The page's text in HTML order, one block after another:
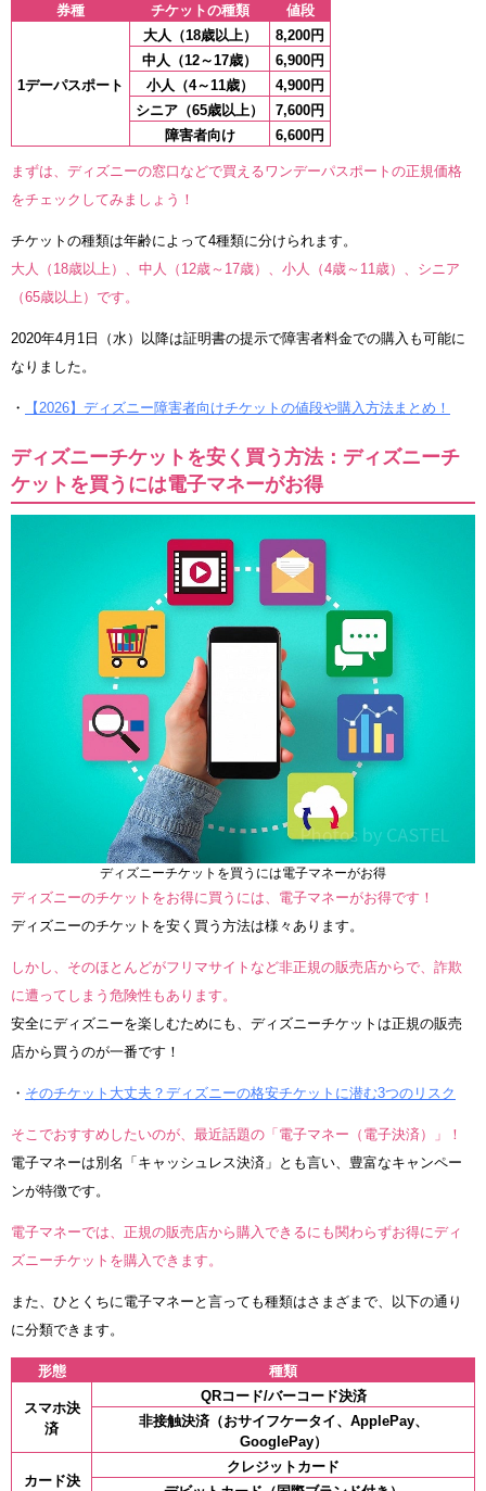
券種 チケットの種類 値段
1デーパスポート
大人（18歳以上）
8,200円
中人（12～17歳）
6,900円
小人（4～11歳）
4,900円
シニア（65歳以上）
7,600円
障害者向け
6,600円
まずは、ディズニーの窓口などで買えるワンデーパスポートの正規価格
をチェックしてみましょう！
チケットの種類は年齢によって4種類に分けられます。
大人（18歳以上）、中人（12歳～17歳）、小人（4歳～11歳）、シニア
（65歳以上）です。
2020年4月1日（水）以降は証明書の提示で障害者料金での購入も可能に
なりました。
・ 【2026】ディズニー障害者向けチケットの値段や購入方法まとめ！
ディズニーチケットを安く買う方法：ディズニーチ
ケットを買うには電子マネーがお得
ディズニーチケットを買うには電子マネーがお得
ディズニーのチケットをお得に買うには、電子マネーがお得です！
ディズニーのチケットを安く買う方法は様々あります。
しかし、そのほとんどがフリマサイトなど非正規の販売店からで、詐欺
に遭ってしまう危険性もあります。
安全にディズニーを楽しむためにも、ディズニーチケットは正規の販売
店から買うのが一番です！
・ そのチケット大丈夫？ディズニーの格安チケットに潜む3つのリスク
そこでおすすめしたいのが、最近話題の「電子マネー（電子決済）」！
電子マネーは別名「キャッシュレス決済」とも言い、豊富なキャンペー
ンが特徴です。
電子マネーでは、正規の販売店から購入できるにも関わらずお得にディ
ズニーチケットを購入できます。
また、ひとくちに電子マネーと言っても種類はさまざまで、以下の通り
に分類できます。
形態 種類
スマホ決
済
QRコード/バーコード決済
非接触決済（おサイフケータイ、ApplePay、
GooglePay）
カード決
クレジットカード